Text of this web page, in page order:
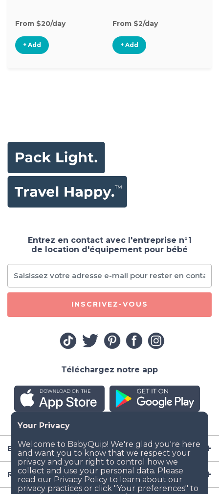
From $20/day
+ Add
From $2/day
+ Add
Entreprise
Ressources
Entrez en contact avec l'entreprise n°1
de location d'équipement pour bébé
INSCRIVEZ-VOUS
Téléchargez notre app